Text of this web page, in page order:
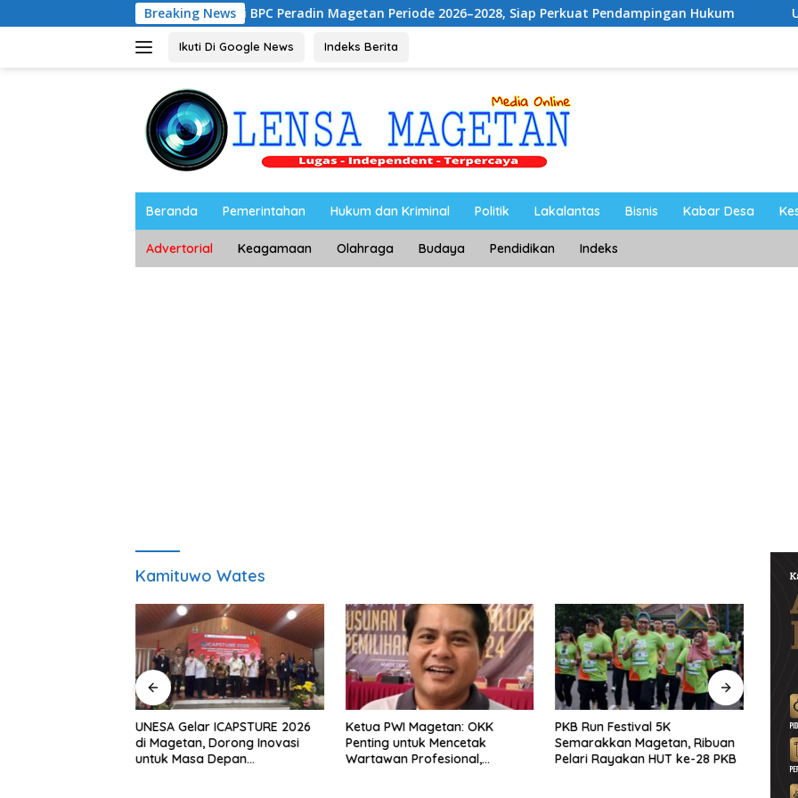
ke
Breaking News
S.H Nahkodai BPC Peradin Magetan Periode 2026–2028, Siap Perkuat Pendampingan Hukum UNESA Gelar
Ikuti Di Google News Indeks Berita
Beranda Pemerintahan Hukum dan Kriminal Politik Lakalantas Bisnis Kabar Desa
Advertorial Keagamaan Olahraga Budaya Pendidikan Indeks
Kamituwo Wates
UNESA Gelar ICAPSTURE 2026
di Magetan, Dorong Inovasi
untuk Masa Depan
Ketua PWI Magetan: OKK
Penting untuk Mencetak
Wartawan Profesional,
PKB Run Festival 5K
Semarakkan Magetan, Ribuan
Pelari Rayakan HUT ke-28 PKB